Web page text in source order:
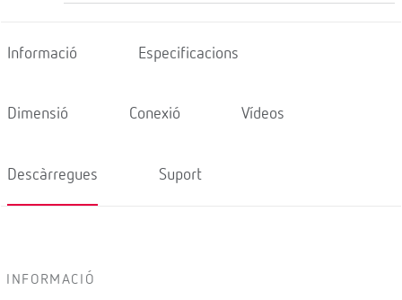
Informació Especificacions
Dimensió Conexió Vídeos
Descàrregues Suport
INFORMACIÓ